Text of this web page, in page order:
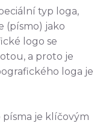
typ loga,
(písmo) jako
logo se
a proto je
loga je
písma je klíčovým